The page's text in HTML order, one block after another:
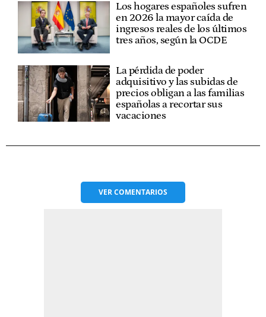
Los hogares españoles sufren
en 2026 la mayor caída de
ingresos reales de los últimos
tres años, según la OCDE
La pérdida de poder
adquisitivo y las subidas de
precios obligan a las familias
españolas a recortar sus
vacaciones
VERCOMENTARIOS